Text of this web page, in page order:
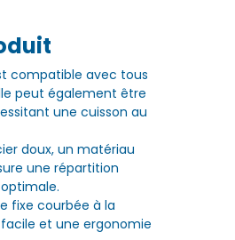
compatible avec tous
peut également être
une cuisson au
doux, un matériau
une répartition
fixe courbée à la
et une ergonomie